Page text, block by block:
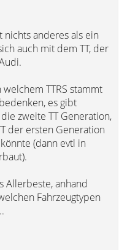
nichts anderes als ein
auch mit dem TT, der
TTRS stammt
es gibt
zweite TT Generation,
der ersten Generation
(dann evtl in
Allerbeste, anhand
Fahrzeugtypen